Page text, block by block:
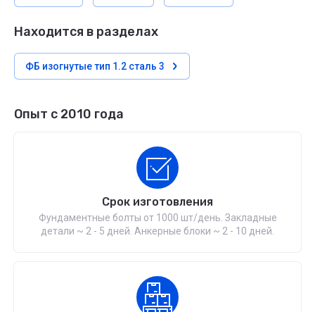
Находится в разделах
ФБ изогнутые тип 1.2 сталь 3
Опыт с 2010 года
Срок изготовления
Фундаментные болты от 1000 шт/день. Закладные
детали ~ 2 - 5 дней. Анкерные блоки ~ 2 - 10 дней.